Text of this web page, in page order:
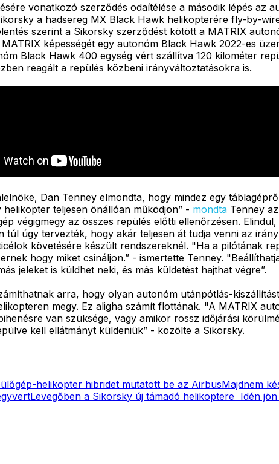
vonatkozó szerződés odaítélése a második lépés az
a hadsereg MX Black Hawk helikopterére fly-by-
szerint a Sikorsky szerződést kötött a MATRIX
képességét egy autonóm Black Hawk 2022-es
Black Hawk 400 egység vért szállítva 120 kilométer
reagált a repülés közbeni irányváltoztatásokra is.
Dan Tenney elmondta, hogy mindez egy
teljesen önállóan működjön” - mondta Tenney
végigmegy az összes repülés előtti ellenőrzésen.
úgy tervezték, hogy akár teljesen át tudja venni az
követésére készült rendszereknél. "Ha a pilótának
hogy miket csináljon.” - ismertette Tenney.
jeleket is küldhet neki, és más küldetést hajthat végre”.
arra, hogy olyan autonóm utánpótlás-
megy. Ez aligha számít flottának. "A MATRIX
van szüksége, vagy amikor rossz időjárási
kell ellátmányt küldeniük” - közölte a Sikorsky.
helikopter hibridet mutatott be az AirbusMajdnem
Levegőben a Sikorsky új támadó helikoptere Idén